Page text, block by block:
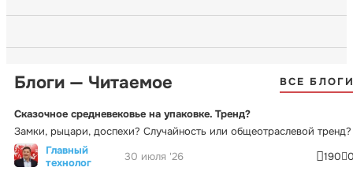
Блоги — Читаемое ВСЕ
Сказочное средневековье на упаковке. Тренд?
Замки, рыцари, доспехи? Случайность или общеотраслевой тренд?
Главный
технолог
30 июля '26 190